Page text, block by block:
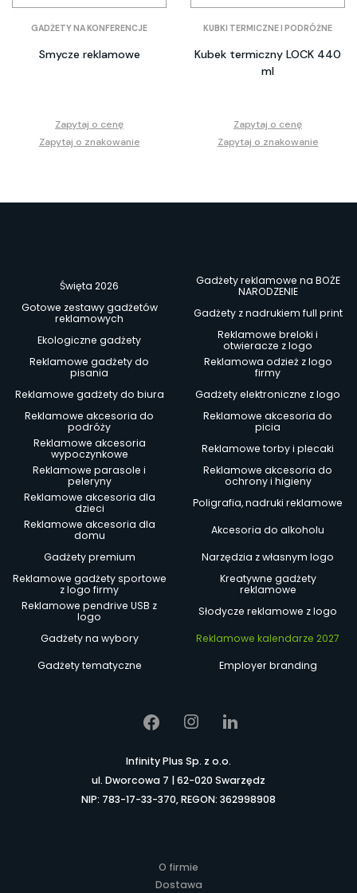
GADŻETY NA KONFERENCJE
Smycze reklamowe
Zapytaj o cenę
Zapytaj o znakowanie
KUBKI TERMICZNE I PODRÓŻNE
Kubek termiczny LOCK 440
ml
Zapytaj o cenę
Zapytaj o znakowanie
Święta 2026
Gadżety reklamowe na BOŻE
NARODZENIE
Gotowe zestawy gadżetów
reklamowych
Gadżety z nadrukiem full print
Ekologiczne gadżety
Reklamowe breloki i
otwieracze z logo
Reklamowe gadżety do
pisania
Reklamowa odzież z logo
firmy
Reklamowe gadżety do biura
Gadżety elektroniczne z logo
Reklamowe akcesoria do
podróży
Reklamowe akcesoria do
picia
Reklamowe akcesoria
wypoczynkowe
Reklamowe torby i plecaki
Reklamowe parasole i
peleryny
Reklamowe akcesoria do
ochrony i higieny
Reklamowe akcesoria dla
dzieci
Poligrafia, nadruki reklamowe
Reklamowe akcesoria dla
domu
Akcesoria do alkoholu
Gadżety premium
Narzędzia z własnym logo
Reklamowe gadżety sportowe
z logo firmy
Kreatywne gadżety
reklamowe
Reklamowe pendrive USB z
logo
Słodycze reklamowe z logo
Gadżety na wybory
Reklamowe kalendarze 2027
Gadżety tematyczne
Employer branding
Infinity Plus Sp. z o.o.
ul. Dworcowa 7 | 62-020 Swarzędz
NIP: 783-17-33-370, REGON: 362998908
O firmie
Dostawa